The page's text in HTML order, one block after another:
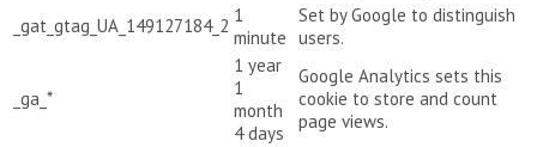
_gat_gtag_UA_149127184_2 1
minute
Set by Google to distinguish
users.
_ga_*
1 year
1
month
4 days
Google Analytics sets this
cookie to store and count
page views.